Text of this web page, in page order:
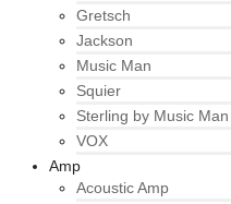
Gretsch
Jackson
Music Man
Squier
Sterling by Music Man
VOX
Amp
Acoustic Amp